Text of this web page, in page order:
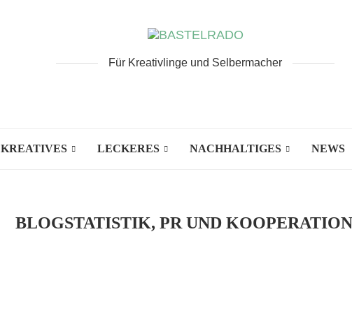
Für Kreativlinge und Selbermacher
KREATIVES LECKERES NACHHALTIGES NEWS
BLOGSTATISTIK, PR UND